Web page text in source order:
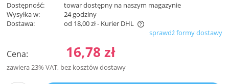
Dostępność:
towar dostępny na naszym magazynie
Wysyłka w:
24 godziny
Dostawa:
od 18,00 zł- Kurier DHL
Cena nie zawiera ewentualnych kosztów płatnościsprawdź formy dostawy
Cena: 16,78 zł
zawiera 23% VAT, bez kosztów dostawy